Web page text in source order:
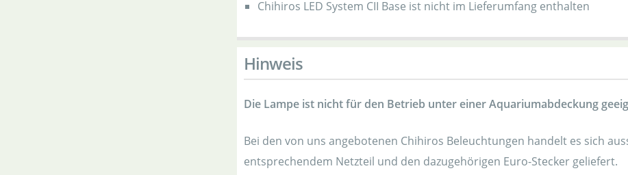
Chihiros LED System CII Base ist nicht im Lieferumfang enthalten
Hinweis
Die Lampe ist nicht für den Betrieb unter einer Aquariumabdeckung
Bei den von uns angebotenen Chihiros Beleuchtungen handelt es sich
entsprechendem Netzteil und den dazugehörigen Euro-Stecker geliefert.